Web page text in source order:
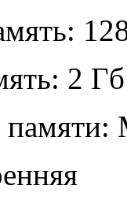
2 Гб
памяти: